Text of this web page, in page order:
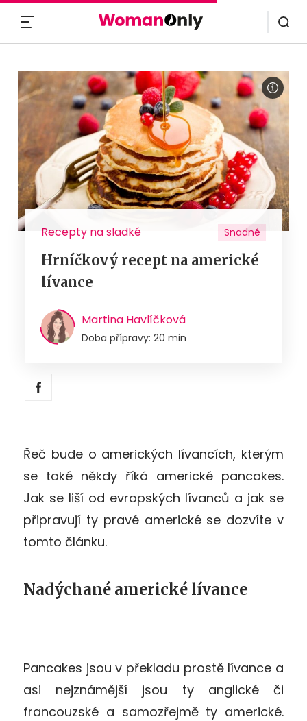
Recepty na sladké Snadné
Hrníčkový recept na americké
lívance
Martina Havlíčková
Doba přípravy: 20 min
Řeč bude o amerických lívancích, kterým
se také někdy říká americké pancakes.
Jak se liší od evropských lívanců a jak se
připravují ty pravé americké se dozvíte v
tomto článku.
Nadýchané americké lívance
Pancakes jsou v překladu prostě lívance a
asi nejznámější jsou ty anglické či
francouzské a samozřejmě ty americké.